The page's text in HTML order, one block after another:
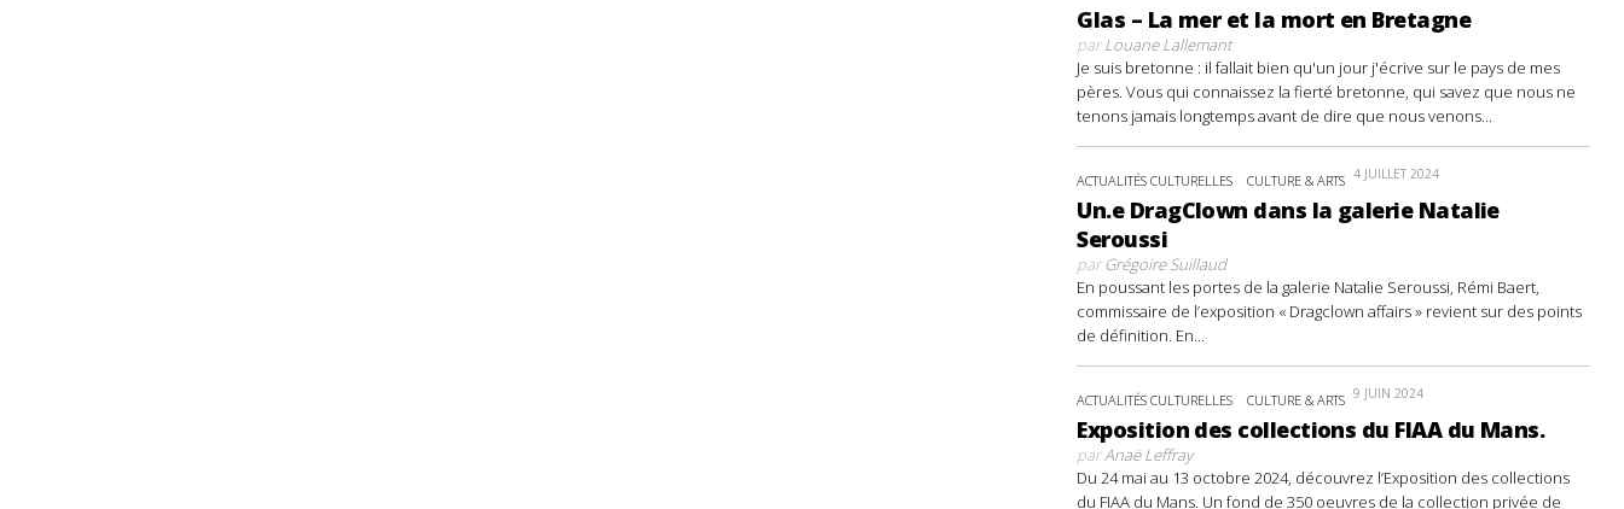
Glas – La mer et la mort en Bretagne
parLouane Lallemant
Je suis bretonne : il fallait bien qu'un jour j'écrive sur le pays de mes
pères. Vous qui connaissez la fierté bretonne, qui savez que nous ne
tenons jamais longtemps avant de dire que nous venons...
ACTUALITÉS CULTURELLES CULTURE & ARTS 4 JUILLET 2024
Un.e DragClown dans la galerie Natalie
Seroussi
parGrégoire Suillaud
En poussant les portes de la galerie Natalie Seroussi, Rémi Baert,
commissaire de l’exposition « Dragclown affairs » revient sur des points
de définition. En...
ACTUALITÉS CULTURELLES CULTURE & ARTS 9 JUIN 2024
Exposition des collections du FIAA du Mans.
parAnaë Leffray
Du 24 mai au 13 octobre 2024, découvrez l’Exposition des collections
du FIAA du Mans. Un fond de 350 oeuvres de la collection privée de